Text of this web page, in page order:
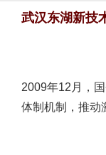
武汉东湖新技
2009年12月，
体制机制，推动